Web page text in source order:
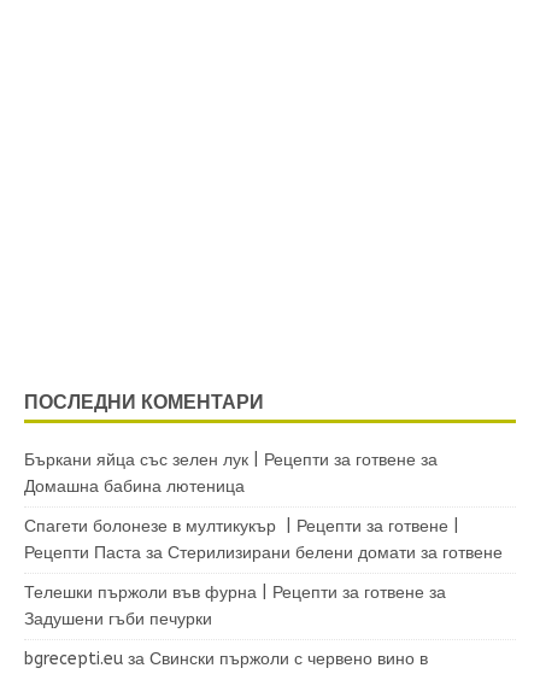
ПОСЛЕДНИ КОМЕНТАРИ
Бъркани яйца със зелен лук | Рецепти за готвене за
Домашна бабина лютеница
Спагети болонезе в мултикукър | Рецепти за готвене |
Рецепти Паста за Стерилизирани белени домати за готвене
Телешки пържоли във фурна | Рецепти за готвене за
Задушени гъби печурки
bgrecepti.eu за Свински пържоли с червено вино в